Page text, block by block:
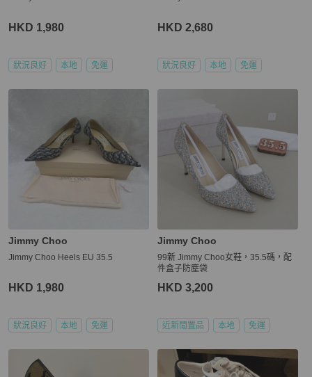
HKD 1,980
狀況良好 本地 免運
HKD 2,680
狀況良好 本地 免運
Jimmy Choo
Jimmy Choo Heels EU 35.5
HKD 1,980
狀況良好 本地 免運
Jimmy Choo
99新 Jimmy Choo女鞋，35.5碼，配
件盒子防塵袋
HKD 3,200
近新閒置品 本地 免運